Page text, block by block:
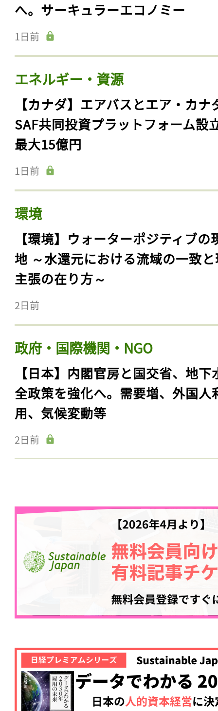
へ。サーキュラーエコノミー
1日前
エネルギー・資源
【カナダ】エアバスとエア・カナ
SAF共同投資プラットフォーム設
最大15億円
1日前
環境
【環境】ウォーターポジティブの
地 ～水還元における流域の一致
主張の在り方～
2日前
政府・国際機関・NGO
【日本】内閣官房と国交省、地下
全政策を強化へ。需要増、外国人
用、気候変動等
2日前